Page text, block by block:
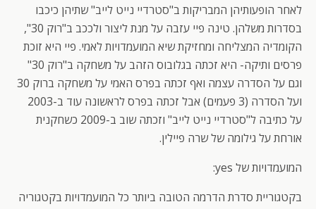
לאחר הופעותיהן המבריקות ב"סטרדיי נייט לייב" שתיהן כיכבו
בסדרות משלהן. טינה פיי עזבה על מנת ליצור ולככב ב"רוק 30",
הקומדיה המצליחה ומחזיקת שיא המועמדויות לאמי. פיי היא זוכת
פרסים ותיקה- היא זכתה בגלובוס הזהב על משחקה ב"רוק 30"
וגם על הסדרה עצמה ואף זכתה בפרס האמי על משחקה ברוק 30
ועל הסדרה (3 פעמים) אבל זכתה בפרס לראשונה עוד ב-2003
על כתיבה ל"סטרדיי נייט לייב" וזכתה שוב ב-2009 כשחקנית
אורחת על גילומה של שרה פיילין.
המועמדויות של yes:
בקטגוריית סדרת הדרמה הטובה ביותר כל המועמדויות בקטגוריה